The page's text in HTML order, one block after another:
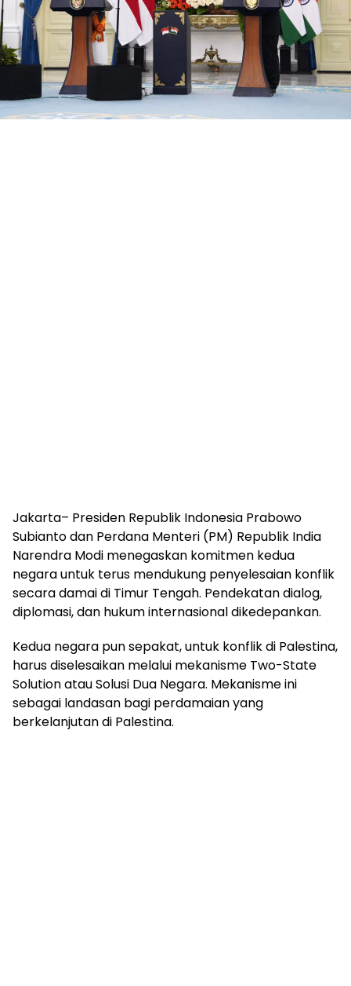
Jakarta– Presiden Republik Indonesia Prabowo
Subianto dan Perdana Menteri (PM) Republik India
Narendra Modi menegaskan komitmen kedua
negara untuk terus mendukung penyelesaian konflik
secara damai di Timur Tengah. Pendekatan dialog,
diplomasi, dan hukum internasional dikedepankan.
Kedua negara pun sepakat, untuk konflik di Palestina,
harus diselesaikan melalui mekanisme Two-State
Solution atau Solusi Dua Negara. Mekanisme ini
sebagai landasan bagi perdamaian yang
berkelanjutan di Palestina.